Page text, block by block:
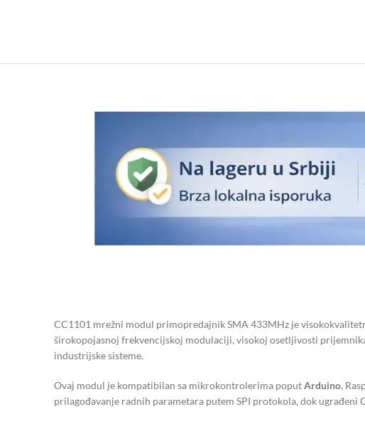
CC1101 mrežni modul primopredajnik SMA 433MHz je
širokopojasnoj frekvencijskoj modulaciji, visokoj osetljivosti
industrijske sisteme.
Ovaj modul je kompatibilan sa mikrokontrolerima poputArduino,
prilagođavanje radnih parametara putem SPI protokola, dok ugrađeni